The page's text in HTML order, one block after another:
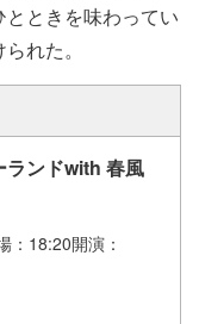
ときを味わってい
れた。
ランドwith 春風
：18:20開演：